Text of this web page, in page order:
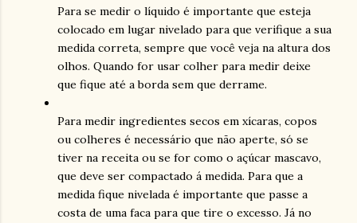
Para se medir o líquido é importante que esteja
colocado em lugar nivelado para que verifique a sua
medida correta, sempre que você veja na altura dos
olhos. Quando for usar colher para medir deixe
que fique até a borda sem que derrame.
Para medir ingredientes secos em xícaras, copos
ou colheres é necessário que não aperte, só se
tiver na receita ou se for como o açúcar mascavo,
que deve ser compactado á medida. Para que a
medida fique nivelada é importante que passe a
costa de uma faca para que tire o excesso. Já no